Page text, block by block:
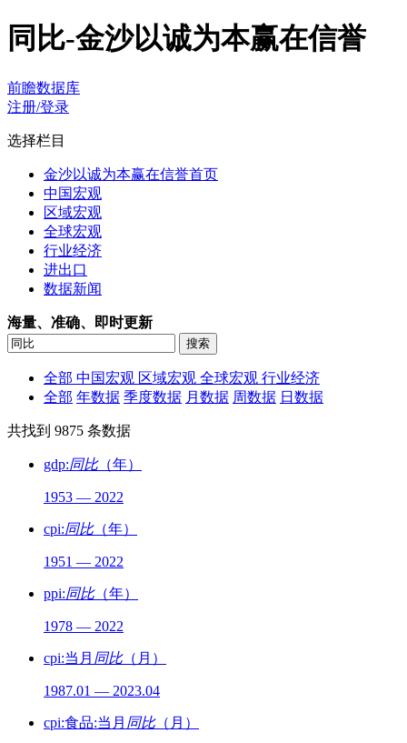
同比-金沙以诚为本赢在信誉
前瞻数据库
注册/登录
选择栏目
金沙以诚为本赢在信誉首页
中国宏观
区域宏观
全球宏观
行业经济
进出口
数据新闻
海量、准确、即时更新
全部 中国宏观 区域宏观 全球宏观 行业经济
全部 年数据 季度数据 月数据 周数据 日数据
共找到 9875 条数据
gdp:同比（年）
1953 — 2022
cpi:同比（年）
1951 — 2022
ppi:同比（年）
1978 — 2022
cpi:当月 同比（月）
1987.01 — 2023.04
cpi:食品:当月 同比（月）